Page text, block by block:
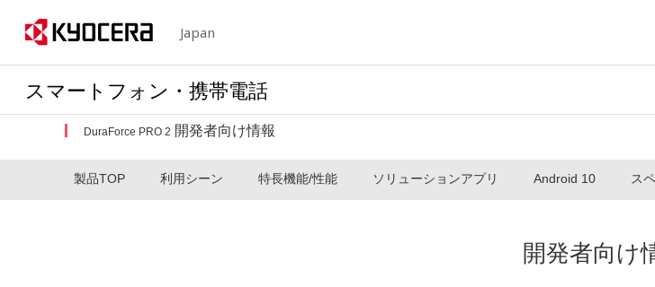
Japan
スマートフォン・携帯電話
DuraForce PRO 2 開発者向け情報
製品TOP 利用シーン 特長機能/性能 ソリューションアプリ Android 10 ス
開発者向け